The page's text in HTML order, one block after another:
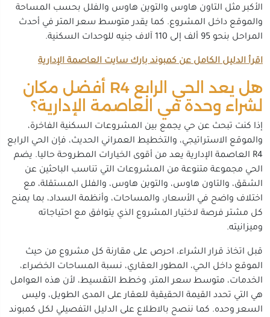
الأكبر مثل التاون هاوس والتوين هاوس والفلل بحسب المساحة
والموقع داخل المشروع. كما يقدر متوسط سعر المتر في أحدث
المراحل بنحو 95 ألف إلى 110 آلاف جنيه للوحدات السكنية.
اقرأ الدليل الكامل عن كمبوند بارك سايت العاصمة الإدارية
هل يعد الحي الرابع R4 أفضل مكان
لشراء وحدة في العاصمة الإدارية؟
إذا كنت تبحث عن حي يجمع بين المشروعات السكنية الفاخرة،
والموقع الاستراتيجي، والتخطيط العمراني الحديث، فإن الحي الرابع
R4 العاصمة الإدارية يعد من أقوى الخيارات المطروحة حاليا. يضم
الحي مجموعة متنوعة من المشروعات التي تناسب الباحثين عن
الشقق، والتاون هاوس، والتوين هاوس، والفلل المستقلة، مع
اختلاف واضح في الأسعار، والمساحات، وأنظمة السداد، بما يمنح
كل مشتر فرصة لاختيار المشروع الذي يتوافق مع احتياجاته
وميزانيته.
قبل اتخاذ قرار الشراء، احرص على مقارنة كل مشروع من حيث
الموقع داخل الحي، المطور العقاري، نسبة المساحات الخضراء،
الخدمات، متوسط سعر المتر، وخطط التقسيط، لأن هذه العوامل
هي التي تحدد القيمة الحقيقية للعقار على المدى الطويل، وليس
السعر وحده. كما ننصح بالاطلاع على الدليل التفصيلي لكل كمبوند